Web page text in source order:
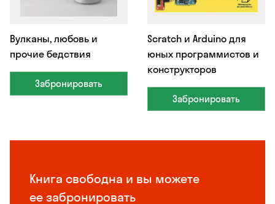
Книга свободна и вы можете
ее забронировать
Вулканы, любовь и
прочие бедствия
Забронировать
Scratch и Arduino для
юных программистов и
конструкторов
Забронировать